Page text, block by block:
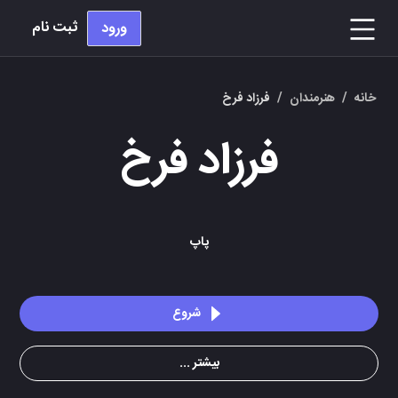
ورود ثبت نام
خانه / هنرمندان / فرزاد فرخ
فرزاد فرخ
پاپ
شروع
بیشتر ...